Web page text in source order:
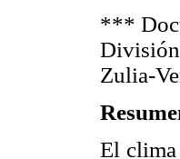
***
División
Zulia-
El clima